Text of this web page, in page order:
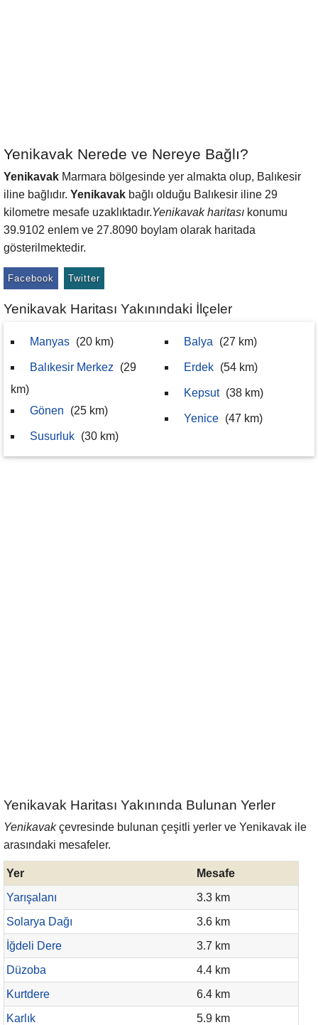
Yenikavak Nerede ve Nereye Bağlı?
Yenikavak Marmara bölgesinde yer almakta olup, Balıkesir
iline bağlıdır. Yenikavak bağlı olduğu Balıkesir iline 29
kilometre mesafe uzaklıktadır.Yenikavak haritası konumu
39.9102 enlem ve 27.8090 boylam olarak haritada
gösterilmektedir.
Facebook Twitter
Yenikavak Haritası Yakınındaki İlçeler
Manyas (20 km)
Balıkesir Merkez
(29
km)
Gönen
(25 km)
Susurluk (30 km)
Balya (27 km)
Erdek (54 km)
Kepsut (38 km)
Yenice (47 km)
Yenikavak Haritası Yakınında Bulunan Yerler
Yenikavakçevresinde bulunan çeşitli yerler ve Yenikavak ile
arasındaki mesafeler.
Yer
Mesafe
Yarışalanı
3.3 km
Solarya Dağı
3.6 km
İğdeli Dere
3.7 km
Düzoba
4.4 km
Kurtdere
6.4 km
Karlık
5.9 km